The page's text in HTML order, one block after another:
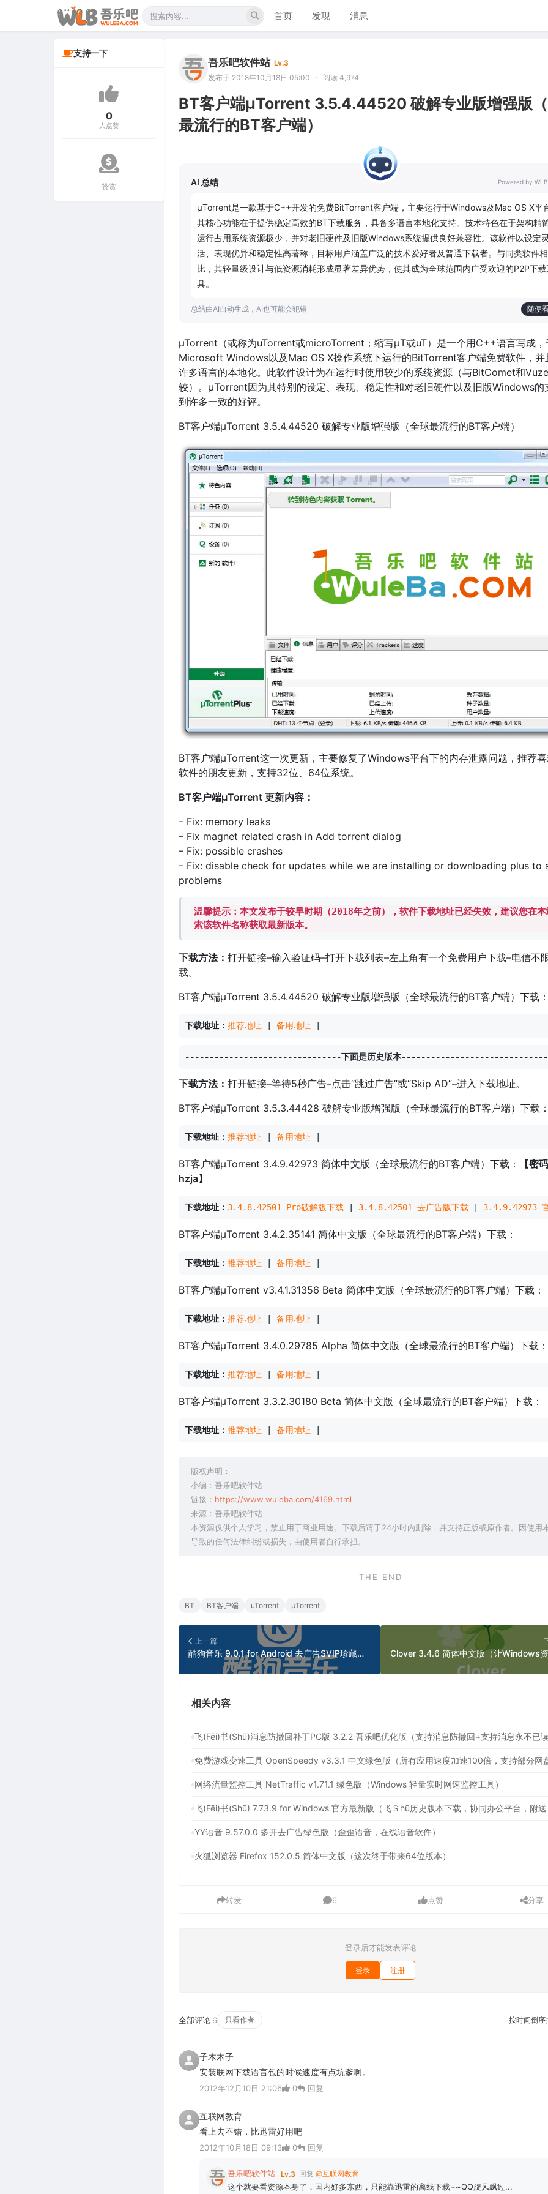
首页 发现 消息
支持一下
0
人点赞
赞赏
吾乐吧软件站 Lv.3
发布于 2018年10月18日 05:00
· 阅读 4,974
BT客户端μTorrent 3.5.4.44520 破解专业版增强版
最流行的BT客户端）
AI 总结 Powered by
μTorrent是一款基于C++开发的免费BitTorrent客户端，主要运行于Windows及Mac OS X平
其核心功能在于提供稳定高效的BT下载服务，具备多语言本地化支持。技术特色在于架构精
运行占用系统资源极少，并对老旧硬件及旧版Windows系统提供良好兼容性。该软件以设定灵
活、表现优异和稳定性高著称，目标用户涵盖广泛的技术爱好者及普通下载者。与同类软件相
比，其轻量级设计与低资源消耗形成显著差异优势，使其成为全球范围内广受欢迎的P2P下载
具。
总结由AI自动生成，AI也可能会犯错 随便
µTorrent（或称为uTorrent或microTorrent；缩写µT或uT）是一个用C++语言写成，
Microsoft Windows以及Mac OS X操作系统下运行的BitTorrent客户端免费软件，并
许多语言的本地化。此软件设计为在运行时使用较少的系统资源（与BitComet和
较）。µTorrent因为其特别的设定、表现、稳定性和对老旧硬件以及旧版Windows的
到许多一致的好评。
BT客户端μTorrent 3.5.4.44520 破解专业版增强版（全球最流行的BT客户端）
BT客户端μTorrent这一次更新，主要修复了Windows平台下的内存泄露问题，推荐
软件的朋友更新，支持32位、64位系统。
BT客户端μTorrent 更新内容：
– Fix: memory leaks
– Fix magnet related crash in Add torrent dialog
– Fix: possible crashes
– Fix: disable check for updates while we are installing or downloading plus to
problems
温馨提示：本文发布于较早时期（2018年之前），软件下载地址已经失效，建议您在本
索该软件名称获取最新版本。
下载方法： 打开链接–输入验证码–打开下载列表–左上角有一个免费用户下载–电信不
载。
BT客户端μTorrent 3.5.4.44520 破解专业版增强版（全球最流行的BT客户端）下载：
下载地址： 推荐地址 备用地址
--------------------------------下面是历史版本
下载方法： 打开链接–等待5秒广告–点击“跳过广告”或“Skip AD”–进入下载地址。
BT客户端μTorrent 3.5.3.44428 破解专业版增强版（全球最流行的BT客户端）下载：
下载地址： 推荐地址 备用地址
BT客户端μTorrent 3.4.9.42973 简体中文版（全球最流行的BT客户端）下载：
【密
hzja】
下载地址： 3.4.8.42501 Pro破解版下载 3.4.8.42501 去广告版下载 3.4.9.42973 官
BT客户端μTorrent 3.4.2.35141 简体中文版（全球最流行的BT客户端）下载：
下载地址： 推荐地址 备用地址
BT客户端μTorrent v3.4.1.31356 Beta 简体中文版（全球最流行的BT客户端）下载：
下载地址： 推荐地址 备用地址
BT客户端μTorrent 3.4.0.29785 Alpha 简体中文版（全球最流行的BT客户端）下载：
下载地址： 推荐地址 备用地址
BT客户端μTorrent 3.3.2.30180 Beta 简体中文版（全球最流行的BT客户端）下载：
下载地址： 推荐地址 备用地址
版权声明：
小编：吾乐吧软件站
链接： https://www.wuleba.com/4169.html
来源：吾乐吧软件站
本资源仅供个人学习，禁止用于商业用途。下载后请于24小时内删除，并支持正版或原作者。因使用
导致的任何法律纠纷或损失，由使用者自行承担。
THE END
BT BT客户端 uTorrent μTorrent
上一篇
酷狗音乐 9.0.1 for Android 去广告SVIP珍藏版（流行的音乐播放器）
相关内容
飞(Fēi)书(Shū)消息防撤回补丁PC版 3.2.2 吾乐吧优化版（支持消息防撤回+支持消息永不已读
网络流量监控工具 NetTraffic v1.71.1 绿色版（Windows 轻量实时网速监控工具）
YY语音 9.57.0.0 多开去广告绿色版（歪歪语音，在线语音软件）
火狐浏览器 Firefox 152.0.5 简体中文版（这次终于带来64位版本）
转发 6 点赞 分享
登录后才能发表评论
登录 注册
全部评论 6 只看作者 按时间倒序
子木木子
安装联网下载语言包的时候速度有点坑爹啊。
2012年12月10日 21:06 0 回复
互联网教育
看上去不错，比迅雷好用吧
2012年10月18日 09:13 0 回复
吾乐吧软件站 Lv.3 回复 @互联网教育
这个就要看资源本身了，国内好多东西，只能靠迅雷的离线下载~~QQ旋风飘过...